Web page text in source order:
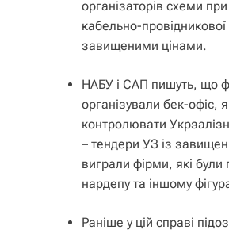
організаторів схеми при
кабельно-провідникової
завищеними цінами.
НАБУ і САП пишуть, що
організували бек-офіс,
контролювати
– тендери УЗ із
виграли фірми, які були
нардепу та іншому
Раніше у цій справі